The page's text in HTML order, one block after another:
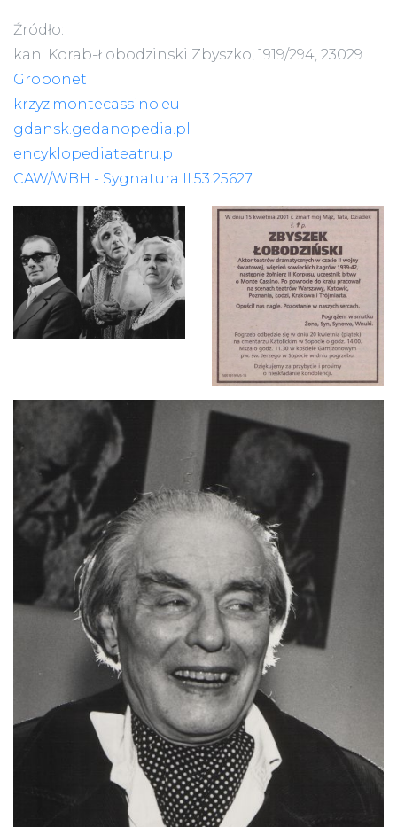
Źródło:
kan. Korab-Łobodzinski Zbyszko, 1919/294, 23029
Grobonet
krzyz.montecassino.eu
gdansk.gedanopedia.pl
encyklopediateatru.pl
CAW/WBH - Sygnatura II.53.25627